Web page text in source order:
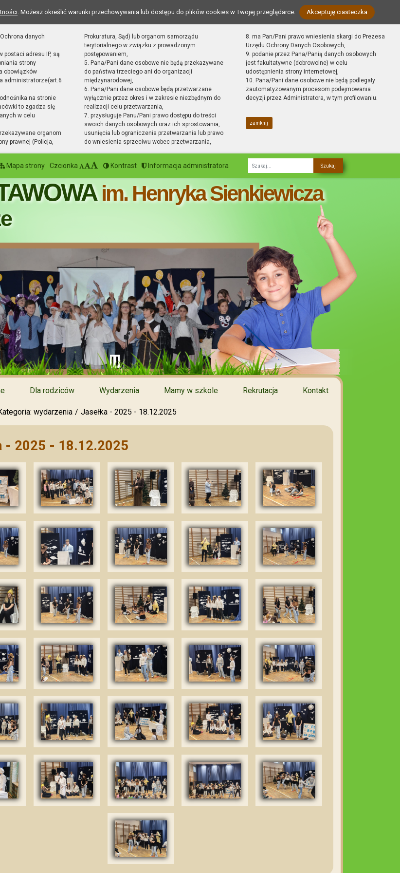
. Możesz określić warunki przechowywania lub dostępu do plików cookies w Twojej przeglądarce. Akceptuję ciasteczka
danych
postaci adresu IP, są
strony
obowiązków
administratorze(art.6
na stronie
to zgadza się
w celu
organom
prawnej (Policja,
Prokuratura, Sąd) lub organom samorządu
terytorialnego w związku z prowadzonym
postępowaniem,
5. Pana/Pani dane osobowe nie będą przekazywane
do państwa trzeciego ani do organizacji
międzynarodowej,
6. Pana/Pani dane osobowe będą przetwarzane
wyłącznie przez okres i w zakresie niezbędnym do
realizacji celu przetwarzania,
7. przysługuje Panu/Pani prawo dostępu do treści
swoich danych osobowych oraz ich sprostowania,
usunięcia lub ograniczenia przetwarzania lub prawo
do wniesienia sprzeciwu wobec przetwarzania,
8. ma Pan/Pani prawo wniesienia skargi do Prezesa
Urzędu Ochrony Danych Osobowych,
9. podanie przez Pana/Panią danych osobowych
jest fakultatywne (dobrowolne) w celu
udostępnienia strony internetowej,
10. Pana/Pani dane osobowe nie będą podlegały
zautomatyzowanym procesom podejmowania
decyzji przez Administratora, w tym profilowaniu.
zamknij
Mapa strony Czcionka Kontrast Informacja administratora
Fraza
im. Henryka Sienkiewicza
Dla rodziców Wydarzenia Mamy w szkole Rekrutacja Kontakt
wydarzenia Jasełka - 2025 - 18.12.2025
- 2025 - 18.12.2025